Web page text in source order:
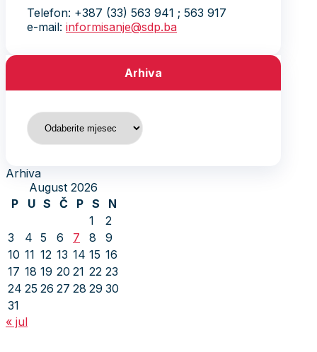
Telefon: +387 (33) 563 941 ; 563 917
e-mail: informisanje@sdp.ba
Arhiva
Arhiva
Arhiva
August 2026
P
U S Č P S
N
1
2
3
4 5 6 7 8
9
10 11 12 13 14 15 16
17 18 19 20 21 22 23
24 25 26 27 28 29 30
31
« jul